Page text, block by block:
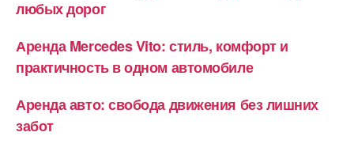
любых дорог
Аренда Mercedes Vito: стиль, комфорт и
практичность в одном автомобиле
Аренда авто: свобода движения без лишних
забот